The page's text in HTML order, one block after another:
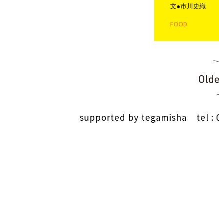
文●市川史織
FOOD
投稿ナビゲ
supported by tegamisha tel :